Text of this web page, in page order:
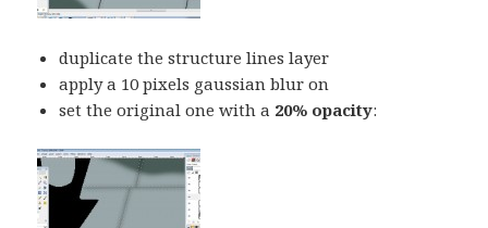
duplicate the structure lines layer
apply a 10 pixels gaussian blur on
set the original one with a 20% opacity: